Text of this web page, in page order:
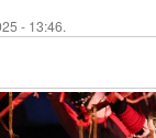
- 13:46.